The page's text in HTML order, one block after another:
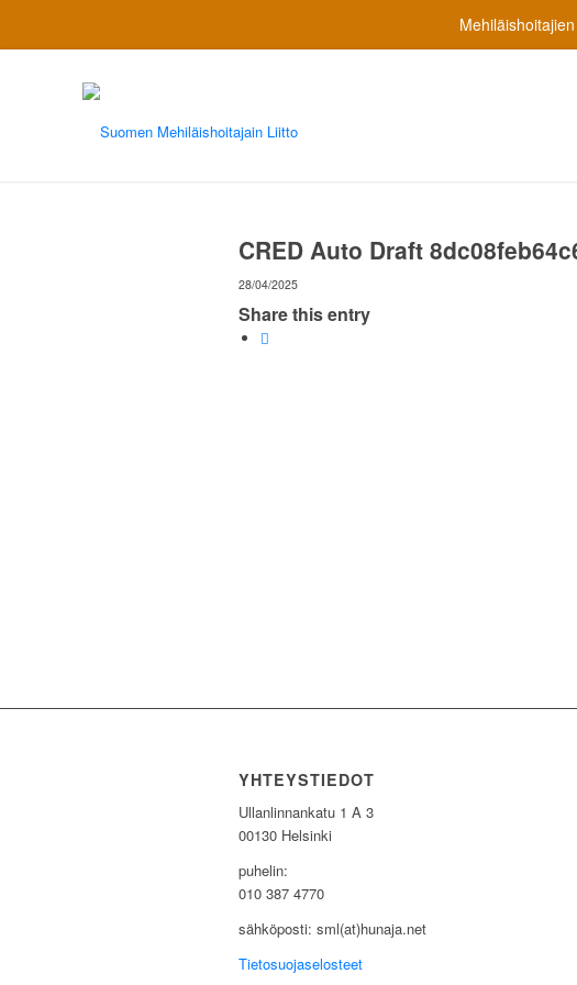
CRED Auto Draft
28/04/2025
Share this entry
YHTEYSTIEDOT
Ullanlinnankatu 1 A 3
00130 Helsinki
puhelin:
010 387 4770
sähköposti: sml(at)hunaja.net
Tietosuojaselosteet